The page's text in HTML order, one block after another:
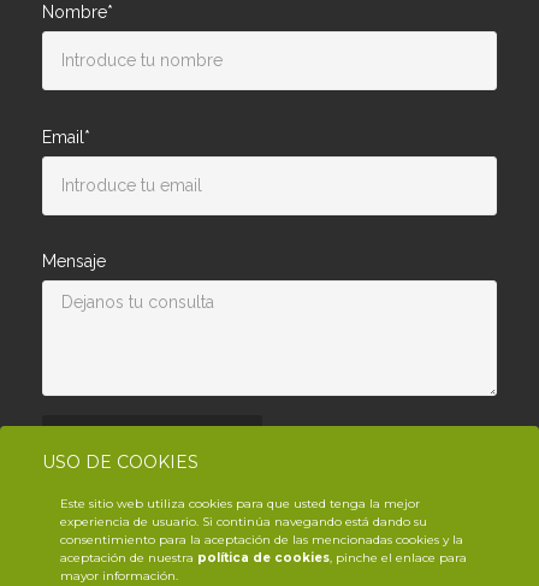
USO DE COOKIES
Este sitio web utiliza cookies para que usted tenga la mejor
experiencia de usuario. Si continúa navegando está dando su
consentimiento para la aceptación de las mencionadas cookies y la
aceptación de nuestra política de cookies, pinche el enlace para
mayor información.
Nombre*
Email*
Mensaje